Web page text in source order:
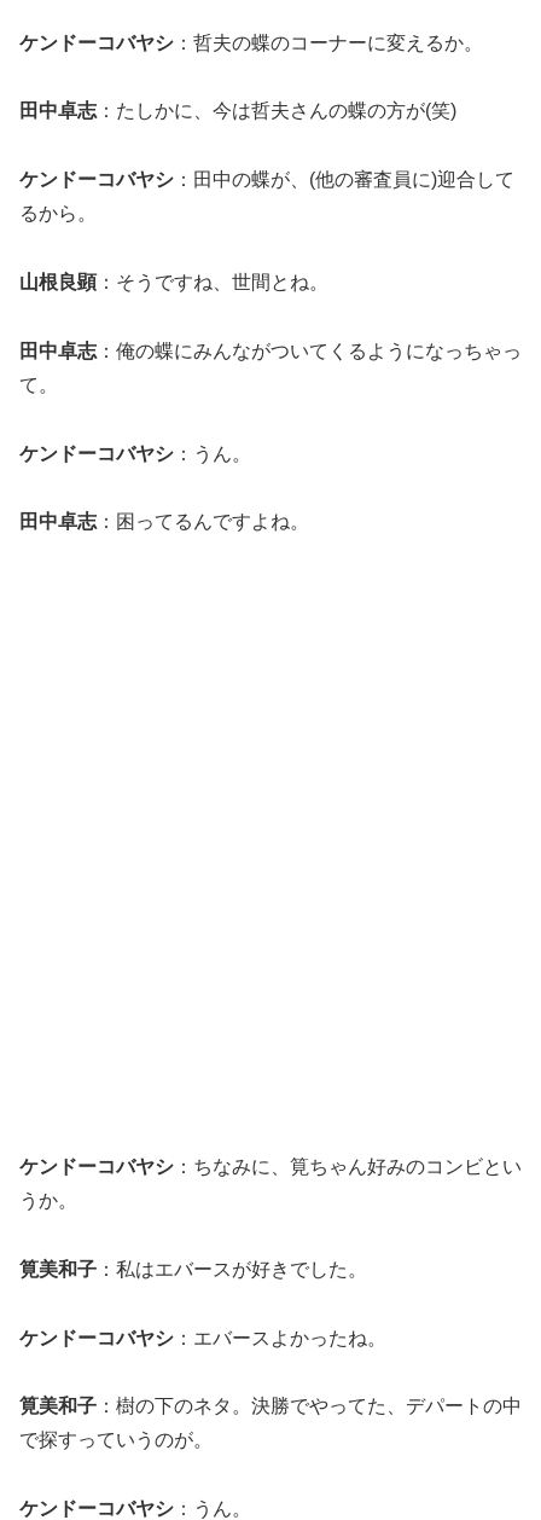
ケンドーコバヤシ ：哲夫の蝶のコーナーに変えるか。
田中卓志 ：たしかに、今は哲夫さんの蝶の方が(笑)
ケンドーコバヤシ ：田中の蝶が、(他の審査員に)迎合して
るから。
山根良顕：そうですね、世間とね。
田中卓志 ：俺の蝶にみんながついてくるようになっちゃっ
て。
ケンドーコバヤシ ：うん。
田中卓志 ：困ってるんですよね。
ケンドーコバヤシ ：ちなみに、筧ちゃん好みのコンビとい
うか。
筧美和子 ：私はエバースが好きでした。
ケンドーコバヤシ ：エバースよかったね。
筧美和子 ：樹の下のネタ。決勝でやってた、デパートの中
で探すっていうのが。
ケンドーコバヤシ ：うん。